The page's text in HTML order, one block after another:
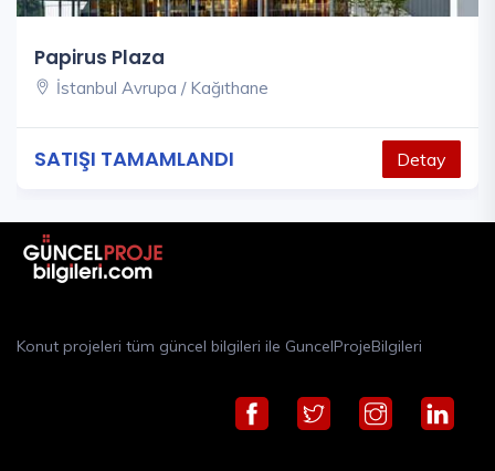
Papirus Plaza
İstanbul Avrupa / Kağıthane
SATIŞI TAMAMLANDI Detay
Konut projeleri tüm güncel bilgileri ile GuncelProjeBilgileri